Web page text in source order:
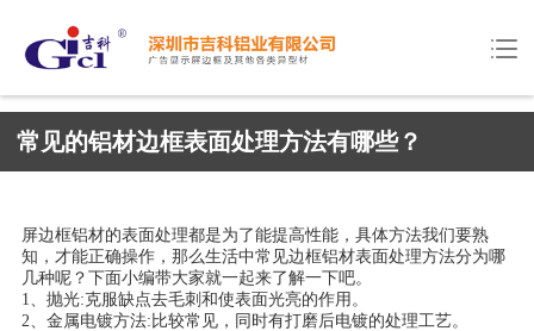
常见的铝材边框表面处理方法有哪些？
屏边框铝材的表面处理都是为了能提高性能，具体方法我们要熟
知，才能正确操作，那么生活中常见边框铝材表面处理方法分为哪
几种呢？下面小编带大家就一起来了解一下吧。
1、抛光:克服缺点去毛刺和使表面光亮的作用。
2、金属电镀方法:比较常见，同时有打磨后电镀的处理工艺。